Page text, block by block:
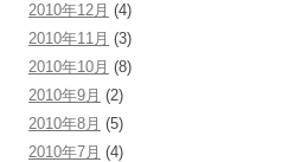
2010年12月 (4)
2010年11月 (3)
2010年10月 (8)
2010年9月 (2)
2010年8月 (5)
2010年7月 (4)